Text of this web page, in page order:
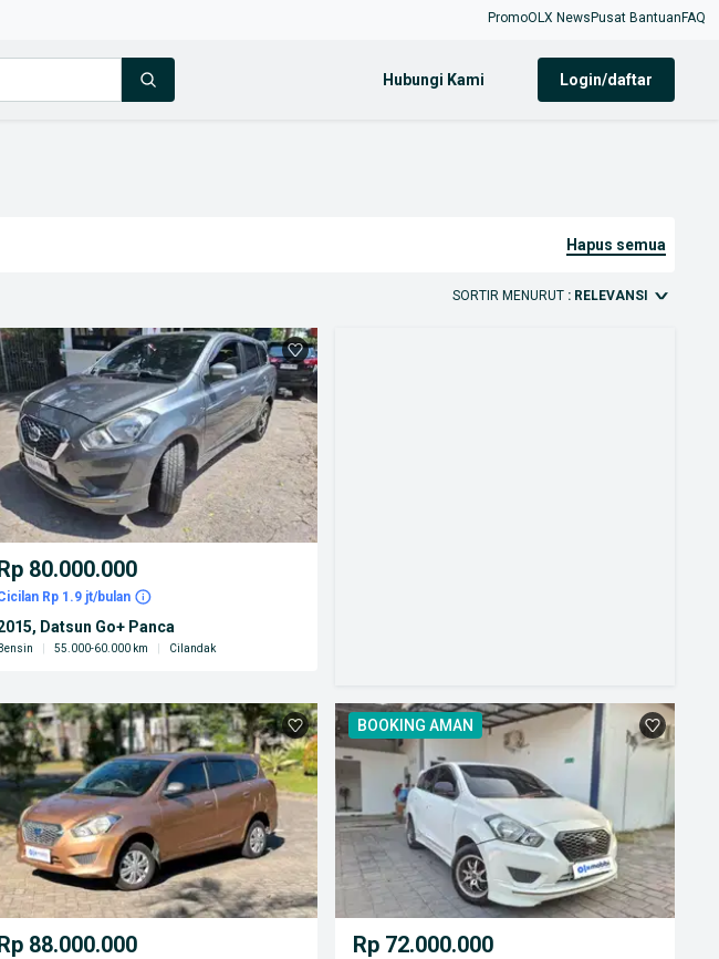
PromoOLX News Pusat Bantuan FAQ
Hubungi Kami login/daftar
hapus semua
SORTIR MENURUT : RELEVANSI
80.000.000
Rp 1.9 jt/bulan
Datsun Go+ Panca
Bensin 55.000-60.000 km Cilandak
88.000.000
BOOKING AMAN
Rp 72.000.000